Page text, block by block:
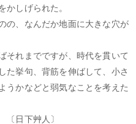
かしげられた。
の、なんだか地面に大きな穴が
それまでですが、時代を貫いて
た挙句、背筋を伸ばして、小さ
うかなどと弱気なことを考えた
日下艸人〕